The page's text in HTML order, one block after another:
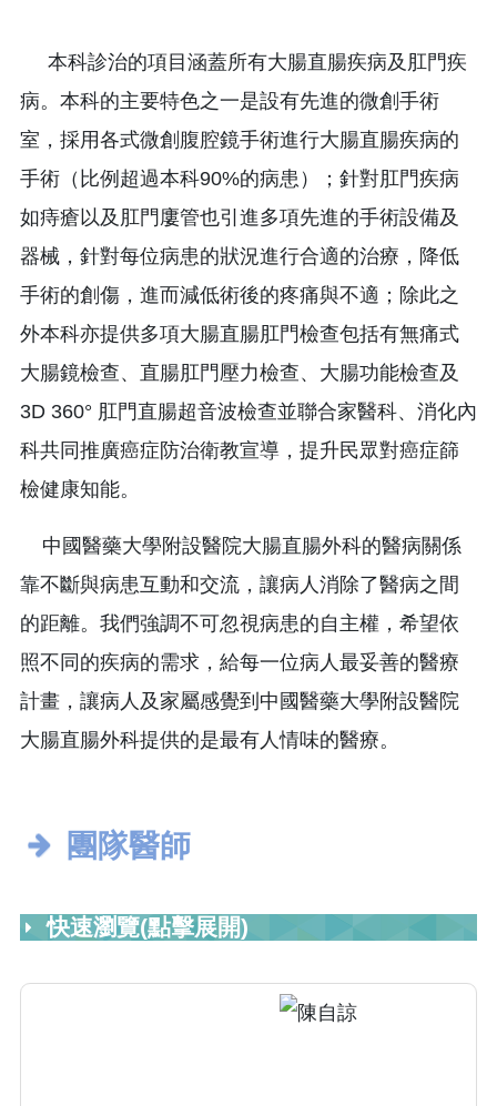
本科診治的項目涵蓋所有大腸直腸疾病及肛門疾
病。本科的主要特色之一是設有先進的微創手術
室，採用各式微創腹腔鏡手術進行大腸直腸疾病的
手術（比例超過本科90%的病患）；針對肛門疾病
如痔瘡以及肛門廔管也引進多項先進的手術設備及
器械，針對每位病患的狀況進行合適的治療，降低
手術的創傷，進而減低術後的疼痛與不適；除此之
外本科亦提供多項大腸直腸肛門檢查包括有無痛式
大腸鏡檢查、直腸肛門壓力檢查、大腸功能檢查及
3D 360° 肛門直腸超音波檢查並聯合家醫科、消化內
科共同推廣癌症防治衛教宣導，提升民眾對癌症篩
檢健康知能。
中國醫藥大學附設醫院大腸直腸外科的醫病關係
靠不斷與病患互動和交流，讓病人消除了醫病之間
的距離。我們強調不可忽視病患的自主權，希望依
照不同的疾病的需求，給每一位病人最妥善的醫療
計畫，讓病人及家屬感覺到中國醫藥大學附設醫院
大腸直腸外科提供的是最有人情味的醫療。
團隊醫師
快速瀏覽(點擊展開)